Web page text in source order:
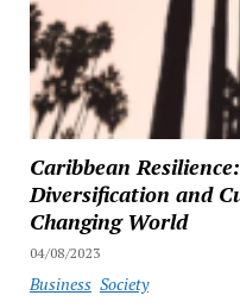
Caribbean
Diversification and
Changing World
04/08/2023
Business Society